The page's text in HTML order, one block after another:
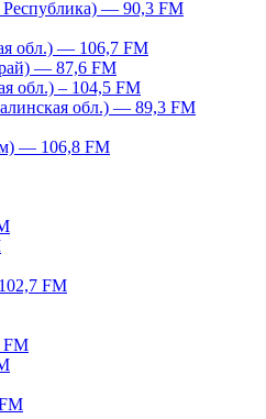
— 90,3 FM
обл.) — 106,7 FM
— 87,6 FM
обл.) – 104,5 FM
обл.) — 89,3 FM
— 106,8 FM
FM